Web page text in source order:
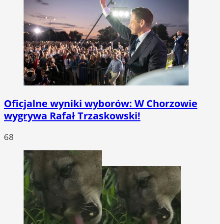
Oficjalne wyniki wyborów: W Chorzowie
wygrywa Rafał Trzaskowski!
68